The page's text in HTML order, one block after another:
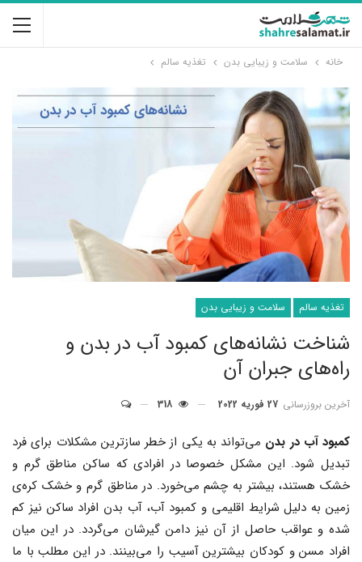
خانه سلامت و زیبایی بدن تغذیه سالم
تغذیه سالم سلامت و زیبایی بدن
شناخت نشانه‌های کمبود آب در بدن و
راه‌های جبران آن
آخرین بروزرسانی 27 فوریه 2022 318
کمبود آب در بدن می‌تواند به یکی از خطر سازترین مشکلات برای فرد
تبدیل شود. این مشکل خصوصا در افرادی که ساکن مناطق گرم و
خشک هستند، بیشتر به چشم می‌خورد. در مناطق گرم و خشک کره‌ی
زمین به دلیل شرایط اقلیمی و کمبود آب، آب بدن افراد ساکن نیز کم
شده و عواقب حاصل از آن نیز دامن گیرشان می‌گردد. در این میان
افراد مسن و کودکان بیشترین آسیب را می‌بینند. در این مطلب با ما